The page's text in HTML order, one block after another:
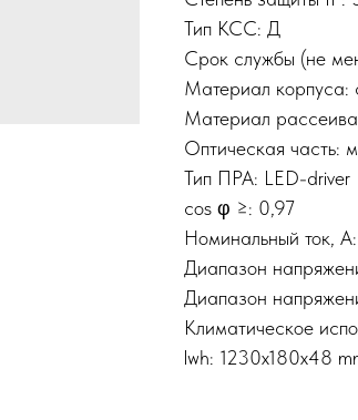
Тип КСС: Д
Срок службы (не
Материал корпуса:
Материал
Оптическая часть:
Тип ПРА: LED-driver
cos φ ≥: 0,97
Номинальный ток,
Диапазон
Диапазон
Климатическое
lwh: 1230x180x48